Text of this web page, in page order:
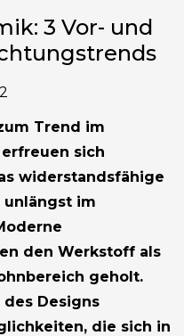
3 Vor- und
Trend im
sich
widerstandsfähige
unlängst im
den Werkstoff als
geholt.
Designs
die sich in